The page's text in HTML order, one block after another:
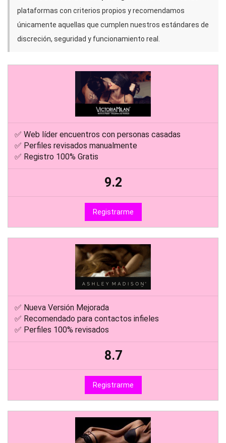
plataformas con criterios propios y recomendamos
únicamente aquellas que cumplen nuestros estándares de
discreción, seguridad y funcionamiento real.
✅ Web líder encuentros con personas casadas
✅ Perfiles revisados manualmente
✅ Registro 100% Gratis
9.2
Registrarme
✅ Nueva Versión Mejorada
✅ Recomendado para contactos infieles
✅ Perfiles 100% revisados
8.7
Registrarme